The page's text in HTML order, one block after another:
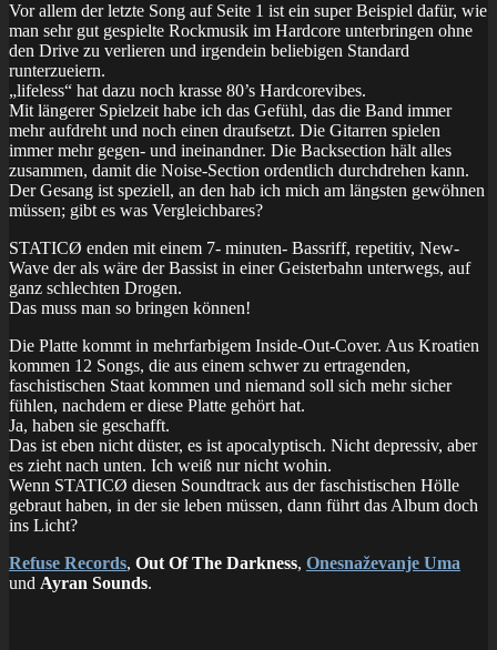
Vor allem der letzte Song auf Seite 1 ist ein super Beispiel dafür, wie
man sehr gut gespielte Rockmusik im Hardcore unterbringen ohne
den Drive zu verlieren und irgendein beliebigen Standard
runterzueiern.
„lifeless“ hat dazu noch krasse 80’s Hardcorevibes.
Mit längerer Spielzeit habe ich das Gefühl, das die Band immer
mehr aufdreht und noch einen draufsetzt. Die Gitarren spielen
immer mehr gegen- und ineinandner. Die Backsection hält alles
zusammen, damit die Noise-Section ordentlich durchdrehen kann.
Der Gesang ist speziell, an den hab ich mich am längsten gewöhnen
müssen; gibt es was Vergleichbares?
STATICØ enden mit einem 7- minuten- Bassriff, repetitiv, New-
Wave der als wäre der Bassist in einer Geisterbahn unterwegs, auf
ganz schlechten Drogen.
Das muss man so bringen können!
Die Platte kommt in mehrfarbigem Inside-Out-Cover. Aus Kroatien
kommen 12 Songs, die aus einem schwer zu ertragenden,
faschistischen Staat kommen und niemand soll sich mehr sicher
fühlen, nachdem er diese Platte gehört hat.
Ja, haben sie geschafft.
Das ist eben nicht düster, es ist apocalyptisch. Nicht depressiv, aber
es zieht nach unten. Ich weiß nur nicht wohin.
Wenn STATICØ diesen Soundtrack aus der faschistischen Hölle
gebraut haben, in der sie leben müssen, dann führt das Album doch
ins Licht?
Refuse Records, Out Of The Darkness, Onesnaževanje Uma
und Ayran Sounds.